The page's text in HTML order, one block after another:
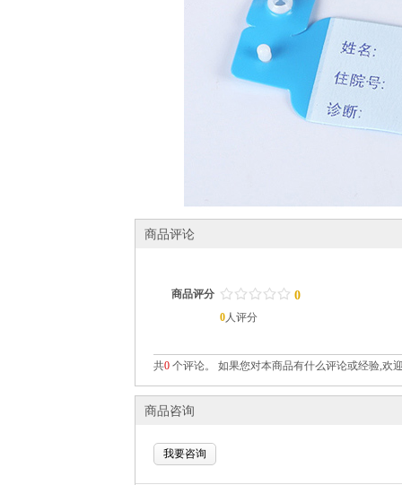
商品评论
商品评分 / / / / /
. . . . . 0
0人评分
共0 个评论。 如果您对本商品有什么评论或经验,欢
商品咨询
我要咨询